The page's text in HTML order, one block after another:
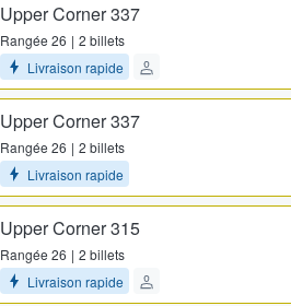
Upper Corner 337
Rangée 26
2 billets
Livraison rapide
Upper Corner 337
Rangée 26
2 billets
Livraison rapide
Upper Corner 315
Rangée 26
2 billets
Livraison rapide